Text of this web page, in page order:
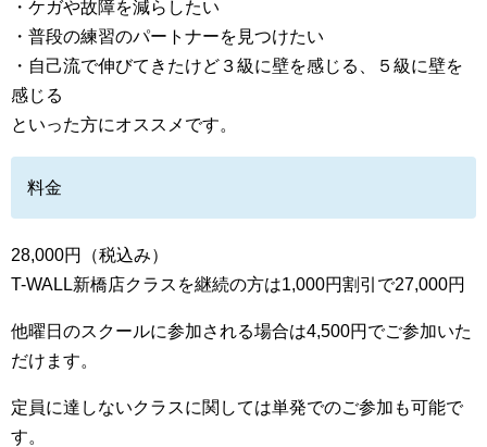
・ケガや故障を減らしたい
・普段の練習のパートナーを見つけたい
・自己流で伸びてきたけど３級に壁を感じる、５級に壁を
感じる
といった方にオススメです。
料金
28,000円（税込み）
T-WALL新橋店クラスを継続の方は1,000円割引で27,000円
他曜日のスクールに参加される場合は4,500円でご参加いた
だけます。
定員に達しないクラスに関しては単発でのご参加も可能で
す。